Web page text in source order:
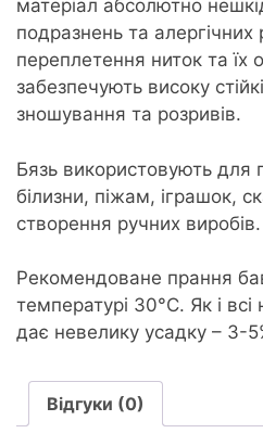
матеріал абсолютно
подразнень та
переплетення ниток та
забезпечують високу
зношування та розривів.
Бязь використовують для
білизни, піжам, іграшок,
створення ручних виробів.
Рекомендоване прання
температурі 30°С. Як і всі
дає невелику усадку – 3-
Відгуки (0)